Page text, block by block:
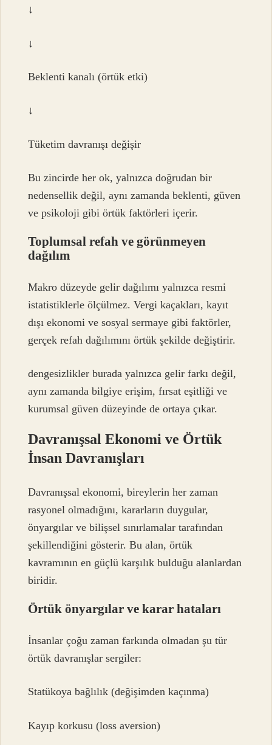
↓
↓
Beklenti kanalı (örtük etki)
↓
Tüketim davranışı değişir
Bu zincirde her ok, yalnızca doğrudan bir
nedensellik değil, aynı zamanda beklenti, güven
ve psikoloji gibi örtük faktörleri içerir.
Toplumsal refah ve görünmeyen
dağılım
Makro düzeyde gelir dağılımı yalnızca resmi
istatistiklerle ölçülmez. Vergi kaçakları, kayıt
dışı ekonomi ve sosyal sermaye gibi faktörler,
gerçek refah dağılımını örtük şekilde değiştirir.
dengesizlikler burada yalnızca gelir farkı değil,
aynı zamanda bilgiye erişim, fırsat eşitliği ve
kurumsal güven düzeyinde de ortaya çıkar.
Davranışsal Ekonomi ve Örtük
İnsan Davranışları
Davranışsal ekonomi, bireylerin her zaman
rasyonel olmadığını, kararların duygular,
önyargılar ve bilişsel sınırlamalar tarafından
şekillendiğini gösterir. Bu alan, örtük
kavramının en güçlü karşılık bulduğu alanlardan
biridir.
Örtük önyargılar ve karar hataları
İnsanlar çoğu zaman farkında olmadan şu tür
örtük davranışlar sergiler:
Statükoya bağlılık (değişimden kaçınma)
Kayıp korkusu (loss aversion)